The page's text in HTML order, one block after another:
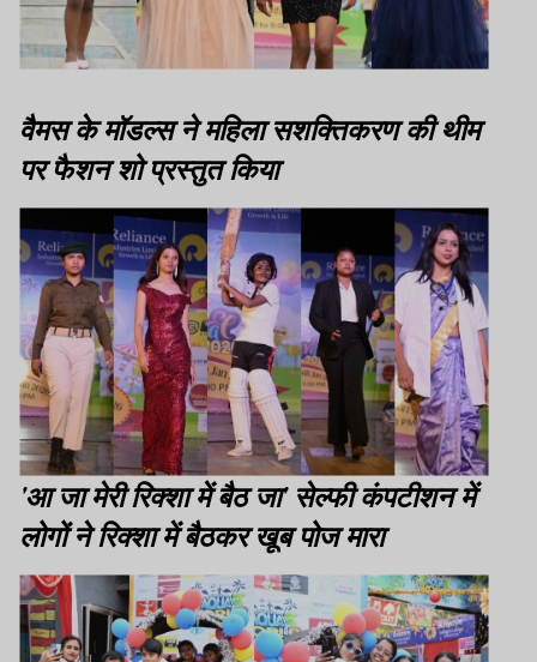
वैमस के मॉडल्स ने महिला सशक्तिकरण की थीम
पर फैशन शो प्रस्तुत किया
'आ जा मेरी रिक्शा में बैठ जा' सेल्फी कंपटीशन में
लोगों ने रिक्शा में बैठकर खूब पोज मारा